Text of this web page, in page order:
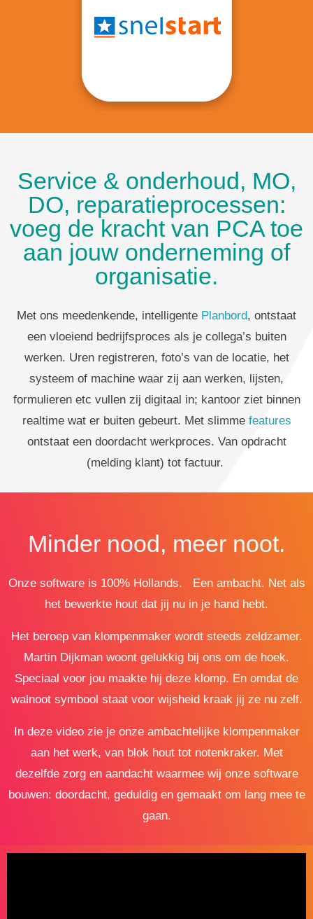
Service & onderhoud, MO,
DO, reparatieprocessen:
voeg de kracht van PCA toe
aan jouw onderneming of
organisatie.
Met ons meedenkende, intelligente Planbord, ontstaat
een vloeiend bedrijfsproces als je collega’s buiten
werken. Uren registreren, foto’s van de locatie, het
systeem of machine waar zij aan werken, lijsten,
formulieren etc vullen zij digitaal in; kantoor ziet binnen
realtime wat er buiten gebeurt. Met slimme features
ontstaat een doordacht werkproces. Van opdracht
(melding klant) tot factuur.
Minder nood, meer noot.
Onze software is 100% Hollands. Een ambacht. Net als
het bewerkte hout dat jij nu in je hand hebt.
Het beroep van klompenmaker wordt steeds zeldzamer.
Martin Dijkman woont gelukkig bij ons om de hoek.
Speciaal voor jou maakte hij deze klomp. En omdat de
walnoot symbool staat voor wijsheid kraak jij ze nu zelf.
In deze video zie je onze ambachtelijke klompenmaker
aan het werk, van blok hout tot notenkraker. Met
dezelfde zorg en aandacht waarmee wij onze software
bouwen: doordacht, geduldig en gemaakt om lang mee te
gaan.